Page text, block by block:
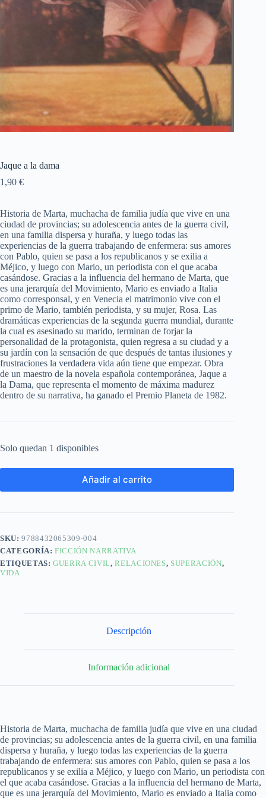
Jaque a la dama
1,90 €
Historia de Marta, muchacha de familia judía que vive en una
ciudad de provincias; su adolescencia antes de la guerra civil,
en una familia dispersa y huraña, y luego todas las
experiencias de la guerra trabajando de enfermera: sus amores
con Pablo, quien se pasa a los republicanos y se exilia a
Méjico, y luego con Mario, un periodista con el que acaba
casándose. Gracias a la influencia del hermano de Marta, que
es una jerarquía del Movimiento, Mario es enviado a Italia
como corresponsal, y en Venecia el matrimonio vive con el
primo de Mario, también periodista, y su mujer, Rosa. Las
dramáticas experiencias de la segunda guerra mundial, durante
la cual es asesinado su marido, terminan de forjar la
personalidad de la protagonista, quien regresa a su ciudad y a
su jardín con la sensación de que después de tantas ilusiones y
frustraciones la verdadera vida aún tiene que empezar. Obra
de un maestro de la novela española contemporánea, Jaque a
la Dama, que representa el momento de máxima madurez
dentro de su narrativa, ha ganado el Premio Planeta de 1982.
Solo quedan 1 disponibles
Añadir al carrito
SKU:9788432065309-004
CATEGORÍA:FICCIÓN NARRATIVA
ETIQUETAS:GUERRA CIVIL,RELACIONES, SUPERACIÓN,
VIDA
Descripción
Información adicional
Historia de Marta, muchacha de familia judía que vive en una ciudad
de provincias; su adolescencia antes de la guerra civil, en una familia
dispersa y huraña, y luego todas las experiencias de la guerra
trabajando de enfermera: sus amores con Pablo, quien se pasa a los
republicanos y se exilia a Méjico, y luego con Mario, un periodista con
el que acaba casándose. Gracias a la influencia del hermano de Marta,
que es una jerarquía del Movimiento, Mario es enviado a Italia como